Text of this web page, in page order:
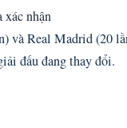
xác nhận
và Real Madrid (20
đấu đang thay đổi.